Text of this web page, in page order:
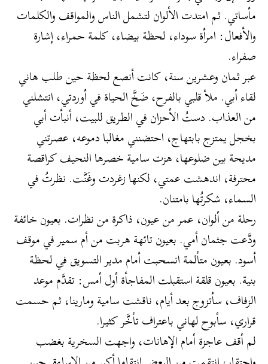
مأساتي. ثم امتدت الألوان لتشمل الناس والمواقف والكلمات
والأفعال: امرأة سوداء، لحظة بيضاء، كلمة حمراء، إشارة
صفراء.
عبر ثمان وعشرين سنة، كانت أنصع لحظة حين طلب هاني
لقاء أبي. ملأ قلبي بالفرح، ضَخَّ الحياة في أوردتي، انتشلني
من العذاب. دستُ الأحزان في الطريق للبيت، أنبأت أبي
بخجل يمتزج بابتهاج، احتضنني مغالبا دموعه، عصرتني
مديحة بين ضلوعها، هزت سامية خصرها النحيف كراقصة
محترفة، اندهشت عمتي، لكنها زغردت وغَنَّت. نظرتُ في
السماء، شكرتُها بامتنان.
رحلة من ألوان، عمر من عيون، ذاكرة من نظرات. بعيون خائفة
ودَّعت جثمان أمي. بعيون تائهة هربت من أم سمير في موقف
أسود. بعيون متألمة انسحبت أمام مدير التسويق في لحظة
بنية. بعيون قلقة استقبلت المفاجأة أول أمس: تقدَّم موعد
الزفاف، سأتزوج بعد أيام، ناقشت سامية ومارينا، ثم حسمت
قراري، سأبوح لهاني باعتراف تأخَّر كثيرا.
لم أقف عاجزة أمام الإهانات، واجهت السخرية بغضب